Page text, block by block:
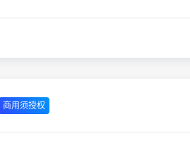
商用须授权